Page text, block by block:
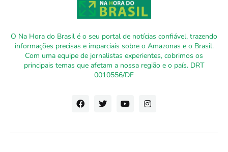
O Na Hora do Brasil é o seu portal de notícias confiável, trazendo
informações precisas e imparciais sobre o Amazonas e o Brasil.
Com uma equipe de jornalistas experientes, cobrimos os
principais temas que afetam a nossa região e o país. DRT
0010556/DF